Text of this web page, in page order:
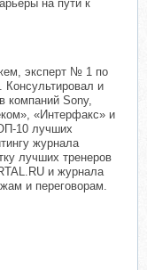
на пути к
эксперт № 1 по
и
компаний Sony,
«Интерфакс» и
10 лучших
журнала
лучших тренеров
и журнала
и переговорам.